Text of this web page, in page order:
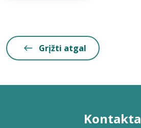
Grįžti atgal